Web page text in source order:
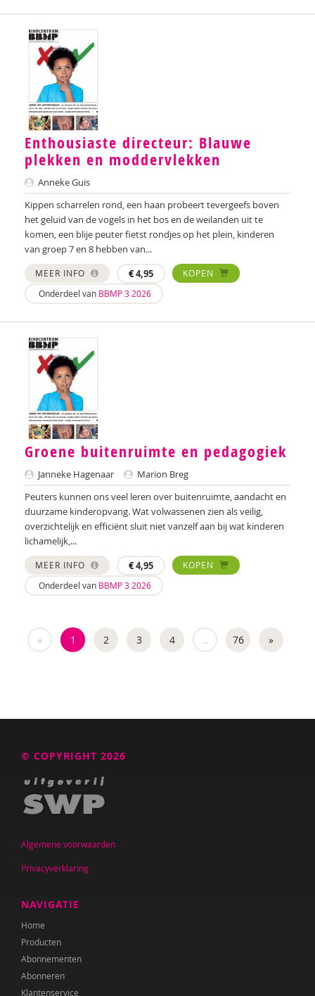
Nicole Handels
Walter Hardenberg
Simon Hay
Loes van Heek
Bernadette van Heel
Miek Hehenkamp
Minke den Heijer
Anouk Helmers
Nikita Hermans
Barbara Hermsen
Mariëlle Hettinga
Karin Vander Heyden
Gidi Heynens
Hugo ter Hoeve
Hugo ter Hoeve
Hugo ter Hoeve
Josette Hoex
Josette Hoex
Simone den Hollander
Onno Hoorn
Dieuwke Hovinga
Bidan Hu
Talitha Huges
Thomas van Huizen
Sherita Jager
Erik Jan de Wilde
Ard Janssen
Enthousiaste directeur: Blauwe
plekken en moddervlekken
Anneke Guis
Kippen scharrelen rond, een haan probeert tevergeefs boven
het geluid van de vogels in het bos en de weilanden uit te
komen, een blije peuter fietst rondjes op het plein, kinderen
van groep 7 en 8 hebben van...
MEER INFO €4,95
KOPEN
Onderdeel van BBMP 3 2026
Groene buitenruimte en pedagogiek
Janneke Hagenaar
Marion Breg
Peuters kunnen ons veel leren over buitenruimte, aandacht en
duurzame kinderopvang. Wat volwassenen zien als veilig,
overzichtelijk en efficiënt sluit niet vanzelf aan bij wat kinderen
lichamelijk,...
MEER INFO €4,95
KOPEN
Onderdeel van BBMP 3 2026
« 1 2 3 4 .. 76 »
© COPYRIGHT 2026
Algemene voorwaarden
Privacyverklaring
NAVIGATIE
Home
Producten
Abonnementen
Abonneren
Klantenservice